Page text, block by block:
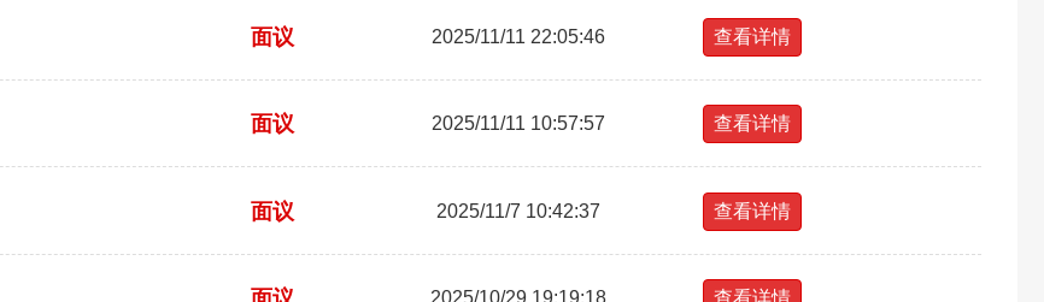
面议 2025/11/11 22:05:46 查看详情
面议 2025/11/11 10:57:57 查看详情
面议 2025/11/7 10:42:37 查看详情
2025/10/29 19:19:18 查看详情